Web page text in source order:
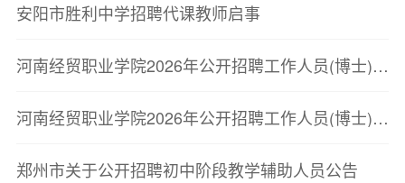
安阳市胜利中学招聘代课教师启事
河南经贸职业学院2026年公开招聘工作人员(博士)(第二批)体检名单公告
河南经贸职业学院2026年公开招聘工作人员(博士)(第二批)面试成绩公告
郑州市关于公开招聘初中阶段教学辅助人员公告